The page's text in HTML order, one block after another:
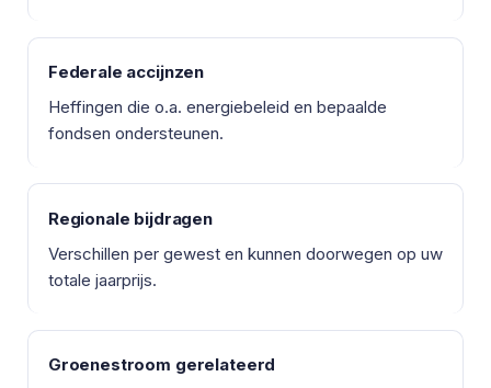
Federale accijnzen
Heffingen die o.a. energiebeleid en bepaalde
fondsen ondersteunen.
Regionale bijdragen
Verschillen per gewest en kunnen doorwegen op uw
totale jaarprijs.
Groenestroom gerelateerd